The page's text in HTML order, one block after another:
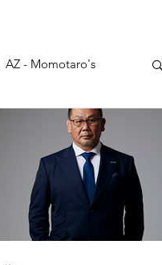
AZ - Momotaro's
Chubu Electric Power
Fukuoka